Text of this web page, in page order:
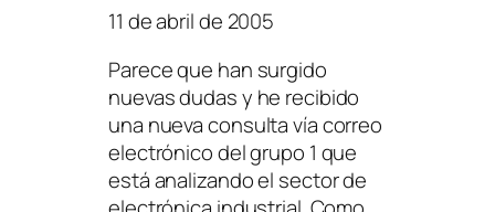
11 de abril de 2005
Parece que han surgido
nuevas dudas y he recibido
una nueva consulta vía correo
electrónico del grupo 1 que
está analizando el sector de